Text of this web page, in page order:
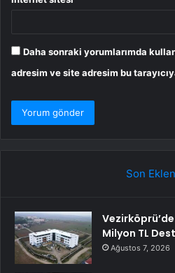
Daha sonraki yorumlarımda
adresim ve site adresim bu
Son
Milyon TL
Ağustos 7, 2026